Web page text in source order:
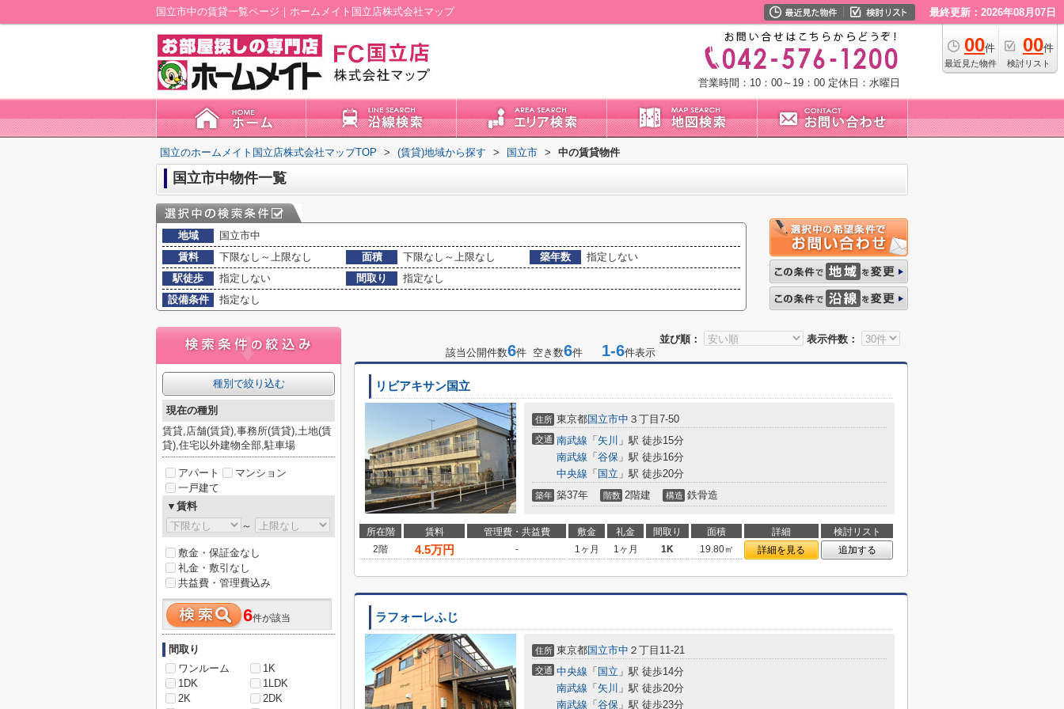
国立市中の賃貸一覧ページ｜ホームメイト国立店株式会社マップ 最終更新：2026年08月07日
00件
最近見た物件
00件
検討リスト
営業時間：10：00～19：00 定休日：水曜日
国立のホームメイト国立店株式会社マップTOP > (賃貸)地域から探す > 国立市 > 中の賃貸物件
国立市中物件一覧
地域
国立市中
賃料
下限なし～上限なし 面積 下限なし～上限なし 築年数
指定しない
駅徒歩
指定しない 間取り
指定なし
設備条件
指定なし
並び順：
表示件数：
該当公開件数6件 空き数6件 1-6件表示
リビアキサン国立
住所 東京都国立市中 ３丁目7-50
交通 南武線 「 矢川 」駅 徒歩15分
南武線 「 谷保 」駅 徒歩16分
中央線 「 国立 」駅 徒歩20分
築年 築37年 階数 2階建 構造 鉄骨造
所在階 賃料 管理費・共益費 敷金 礼金 間取り 面積 詳細
検討リスト
2階
4.5万円 - 1ヶ月 1ヶ月 1K 19.80㎡ 詳細を見る 追加する
ラフォーレふじ
住所 東京都国立市中 ２丁目11-21
交通 中央線 「 国立 」駅 徒歩14分
南武線 「 矢川 」駅 徒歩20分
南武線 「 谷保 」駅 徒歩23分
種別で絞り込む
現在の種別
賃貸,店舗(賃貸),事務所(賃貸),土地(賃
貸),住宅以外建物全部,駐車場
アパート
マンション
一戸建て
▼賃料
～
敷金・保証金なし
礼金・敷引なし
共益費・管理費込み
6件が該当
間取り
ワンルーム
1K
1DK
1LDK
2K
2DK